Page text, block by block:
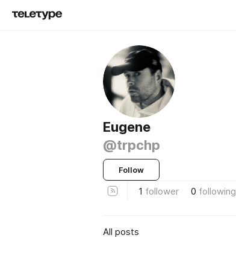
Eugene
@trpchp
Follow
1 follower 0 following
All posts